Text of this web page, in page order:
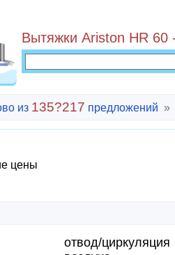
Вытяжки Ariston HR 60
из 135?217 предложений »
цены
отвод/циркуляция